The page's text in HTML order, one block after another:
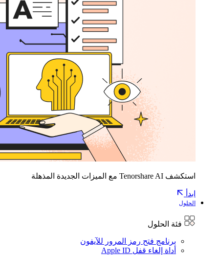
استكشف Tenorshare AI مع الميزات الجديدة المذهلة
ابدأ
الحلول
فئة الحلول
برنامج فتح رمز المرور للآيفون
أداة إلغاء قفل Apple ID